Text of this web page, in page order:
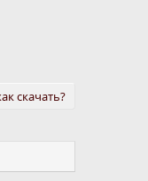
скачать?